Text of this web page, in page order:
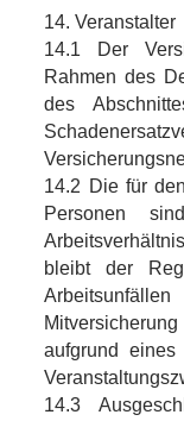
14. Veranstalter
14.1 Der
Rahmen des
des
14.2 Die für
Personen
bleibt der
aufgrund eines
14.3